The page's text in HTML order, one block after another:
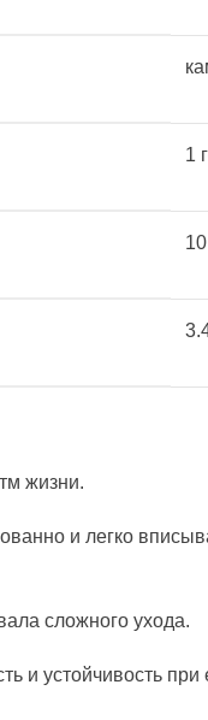
1
жизни.
и легко
сложного ухода.
и устойчивость